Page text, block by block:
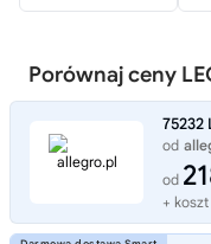
Porównaj ceny
od
od
+